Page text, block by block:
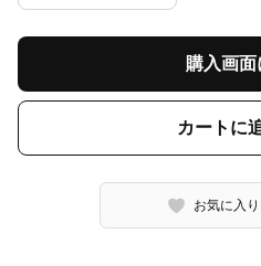
購入画
カートに
お気に入